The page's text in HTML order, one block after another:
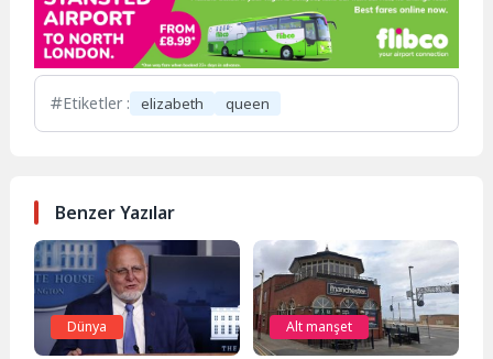
Etiketler : elizabeth queen
Benzer Yazılar
Dünya Alt manşet